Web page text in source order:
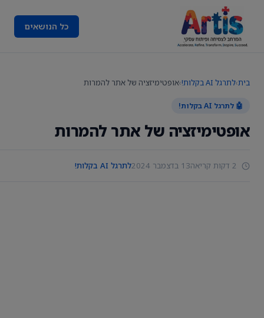
כל הנושאים
בית›לתרגל AI בקלות! ›אופטימיזציה של אתר להמרות
🤖 לתרגל AI בקלות!
אופטימיזציה של אתר להמרות
13 בדצמבר 2024 לתרגל AI בקלות!